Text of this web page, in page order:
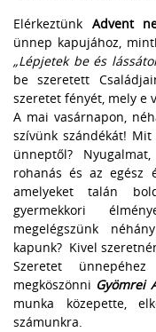
Elérkeztünk Advent
ünnep kapujához,
„Lépjetek be és
be szeretett
szeretet fényét, mely e
A mai vasárnapon,
szívünk szándékát!
ünneptől?
rohanás és az egész
amelyeket talán
gyermekkori
megelégszünk
kapunk? Kivel
Szeretet
megköszönni Gyömrei
munka közepette,
számunkra.